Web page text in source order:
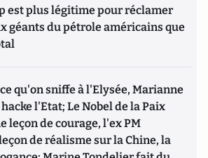
est plus légitime pour réclamer
géants du pétrole américains que
qu'on sniffe à l'Elysée, Marianne
l'Etat; Le Nobel de la Paix
leçon de courage, l'ex PM
de réalisme sur la Chine, la